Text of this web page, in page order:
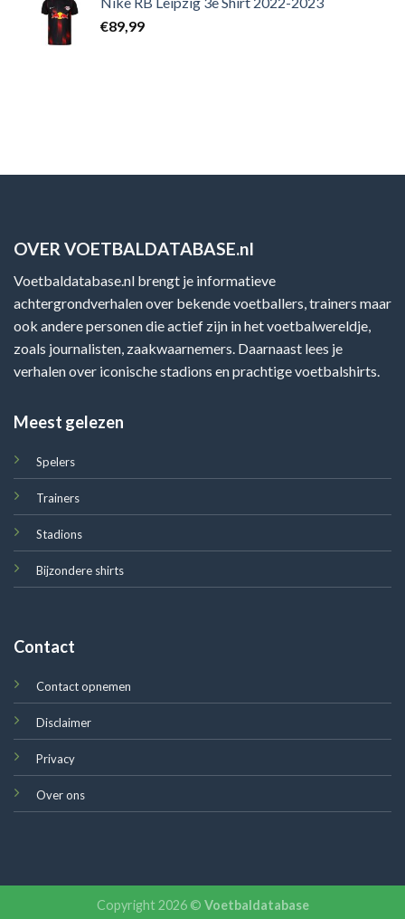
€89,99
OVER VOETBALDATABASE.nl
Voetbaldatabase.nl brengt je informatieve
achtergrondverhalen over bekende voetballers, trainers maar
ook andere personen die actief zijn in het voetbalwereldje,
zoals journalisten, zaakwaarnemers. Daarnaast lees je
verhalen over iconische stadions en prachtige voetbalshirts.
Meest gelezen
Spelers
Trainers
Stadions
Bijzondere shirts
Contact
Contact opnemen
Disclaimer
Privacy
Over ons
Copyright 2026 © Voetbaldatabase